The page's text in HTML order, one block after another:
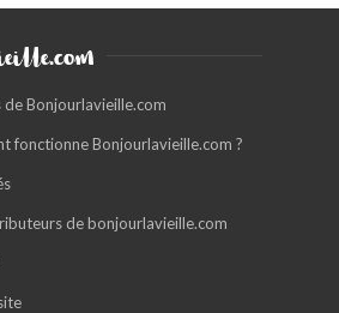
de Bonjourlavieille.com
fonctionne Bonjourlavieille.com ?
de bonjourlavieille.com